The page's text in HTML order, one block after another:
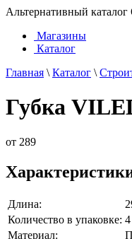
Альтернативный
Магазины
Каталог
Главная \ Каталог \
Губка
от 289
Длина:
Количество в упаковке:
Материал: